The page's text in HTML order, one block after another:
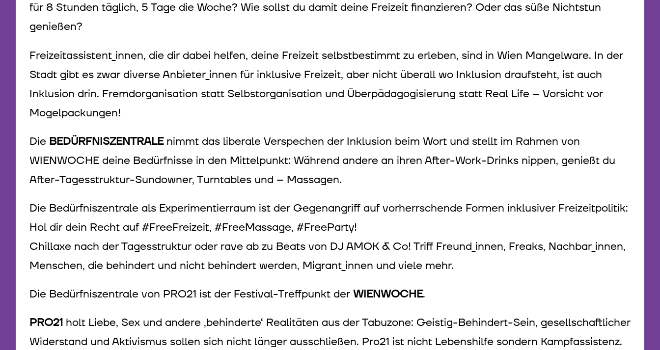
für 8 Stunden täglich, 5 Tage die Woche? Wie sollst du damit deine Freizeit finanzieren? Oder das süße Nichtstun
genießen?
Freizeitassistent_innen, die dir dabei helfen, deine Freizeit selbstbestimmt zu erleben, sind in Wien Mangelware. In der
Stadt gibt es zwar diverse Anbieter_innen für inklusive Freizeit, aber nicht überall wo Inklusion draufsteht, ist auch
Inklusion drin. Fremdorganisation statt Selbstorganisation und Überpädagogisierung statt Real Life – Vorsicht vor
Mogelpackungen!
Die BEDÜRFNISZENTRALEnimmt das liberale Verspechen der Inklusion beim Wort und stellt im Rahmen von
WIENWOCHE deine Bedürfnisse in den Mittelpunkt: Während andere an ihren After-Work-Drinks nippen, genießt du
After-Tagesstruktur-Sundowner, Turntables und – Massagen.
Die Bedürfniszentrale als Experimentierraum ist der Gegenangriff auf vorherrschende Formen inklusiver Freizeitpolitik:
Hol dir dein Recht auf #FreeFreizeit, #FreeMassage, #FreeParty!
Chillaxe nach der Tagesstruktur oder rave ab zu Beats von DJ AMOK & Co! Triff Freund_innen, Freaks, Nachbar_innen,
Menschen, die behindert und nicht behindert werden, Migrant_innen und viele mehr.
Die Bedürfniszentrale von PRO21 ist der Festival-Treffpunkt der WIENWOCHE.
PRO21 holt Liebe, Sex und andere ‚behinderte‘ Realitäten aus der Tabuzone: Geistig-Behindert-Sein, gesellschaftlicher
Widerstand und Aktivismus sollen sich nicht länger ausschließen. Pro21 ist nicht Lebenshilfe sondern Kampfassistenz.